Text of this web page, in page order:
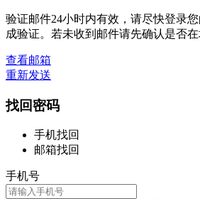
验证邮件24小时内有效，请尽快登录
成验证。若未收到邮件请先确认是否在
查看邮箱
重新发送
找回密码
手机找回
邮箱找回
手机号